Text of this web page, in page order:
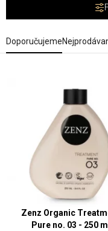
Doporučujeme
Zenz Organic
Pure no. 03 - 250 ml